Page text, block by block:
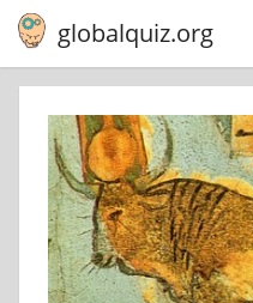
globalquiz.org